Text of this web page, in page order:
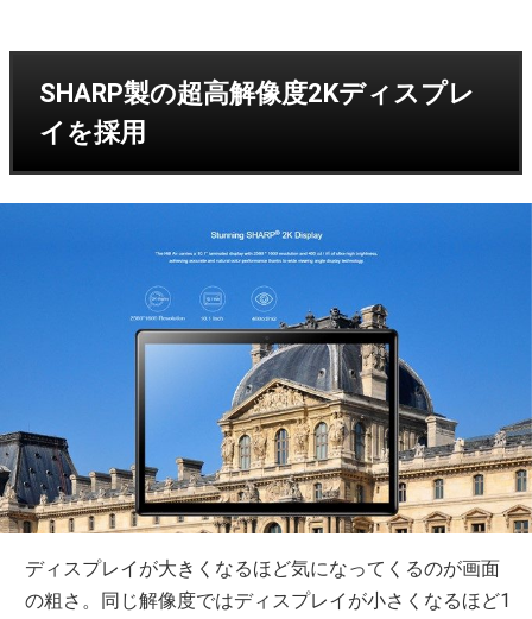
SHARP製の超高解像度2Kディスプレ
イを採用
ディスプレイが大きくなるほど気になってくるのが画面
の粗さ。同じ解像度ではディスプレイが小さくなるほど1